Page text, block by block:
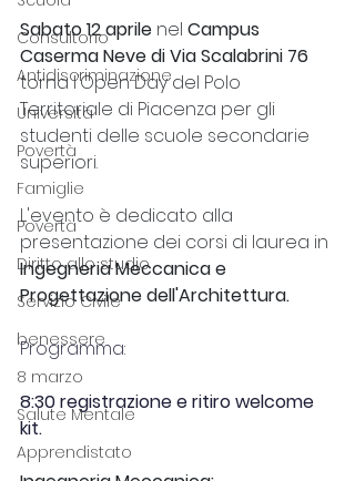
Consultorio
Antidiscriminazione
Università
Povertà
Famiglie
Povertà
Diritto allo studio
Servizio Civile
benessere
8 marzo
Salute Mentale
Apprendistato
Sabato 12 aprile nel Campus
Caserma Neve di Via Scalabrini 76
torna l'Open Day del Polo
Territoriale di Piacenza per gli
studenti delle scuole secondarie
superiori.
L'evento è dedicato alla
presentazione dei corsi di laurea in
Ingegneria Meccanica e
Progettazione dell'Architettura.
Programma:
8:30 registrazione e ritiro welcome
kit.